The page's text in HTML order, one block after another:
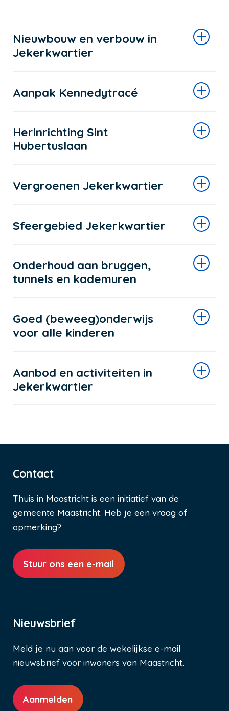
Nieuwbouw en verbouw in
Jekerkwartier
Aanpak Kennedytracé
Herinrichting Sint
Hubertuslaan
Vergroenen Jekerkwartier
Sfeergebied Jekerkwartier
Onderhoud aan bruggen,
tunnels en kademuren
Goed (beweeg)onderwijs
voor alle kinderen
Aanbod en activiteiten in
Jekerkwartier
Contact
Thuis in Maastricht is een initiatief van de
gemeente Maastricht. Heb je een vraag of
opmerking?
Stuur ons een e-mail
Nieuwsbrief
Meld je nu aan voor de wekelijkse e-mail
nieuwsbrief voor inwoners van Maastricht.
Aanmelden